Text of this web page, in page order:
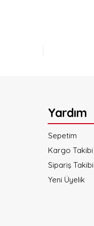
Yardım
Sepetim
Kargo Takibi
Sipariş Takibi
Yeni Üyelik